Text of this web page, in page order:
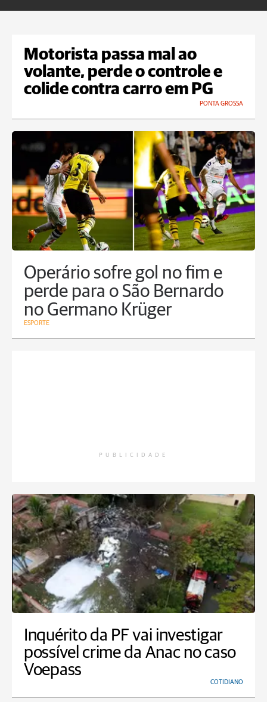
Motorista passa mal ao
volante, perde o controle e
colide contra carro em PG
PONTA GROSSA
Operário sofre gol no fim e
perde para o São Bernardo
no Germano Krüger
ESPORTE
PUBLICIDADE
Inquérito da PF vai investigar
possível crime da Anac no caso
Voepass
COTIDIANO